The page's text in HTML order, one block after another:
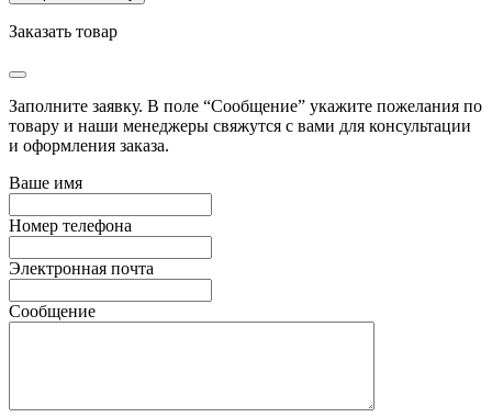
Заказать товар
Заполните заявку. В поле “Сообщение” укажите пожелания по
товару и наши менеджеры свяжутся с вами для консультации
и оформления заказа.
Ваше имя
Номер телефона
Электронная почта
Сообщение